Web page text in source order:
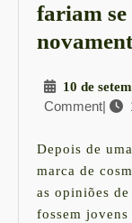
fariam se
10 de
Comment|
Depois de
marca de
as opiniões
fossem